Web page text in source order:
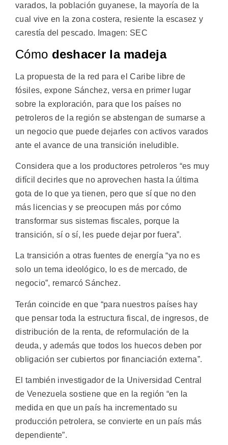
varados, la población guyanese, la mayoría de la
cual vive en la zona costera, resiente la escasez y
carestía del pescado. Imagen: SEC
Cómo deshacer la madeja
La propuesta de la red para el Caribe libre de
fósiles, expone Sánchez, versa en primer lugar
sobre la exploración, para que los países no
petroleros de la región se abstengan de sumarse a
un negocio que puede dejarles con activos varados
ante el avance de una transición ineludible.
Considera que a los productores petroleros “es muy
difícil decirles que no aprovechen hasta la última
gota de lo que ya tienen, pero que sí que no den
más licencias y se preocupen más por cómo
transformar sus sistemas fiscales, porque la
transición, sí o sí, les puede dejar por fuera”.
La transición a otras fuentes de energía “ya no es
solo un tema ideológico, lo es de mercado, de
negocio”, remarcó Sánchez.
Terán coincide en que “para nuestros países hay
que pensar toda la estructura fiscal, de ingresos, de
distribución de la renta, de reformulación de la
deuda, y además que todos los huecos deben por
obligación ser cubiertos por financiación externa”.
El también investigador de la Universidad Central
de Venezuela sostiene que en la región “en la
medida en que un país ha incrementado su
producción petrolera, se convierte en un país más
dependiente”.